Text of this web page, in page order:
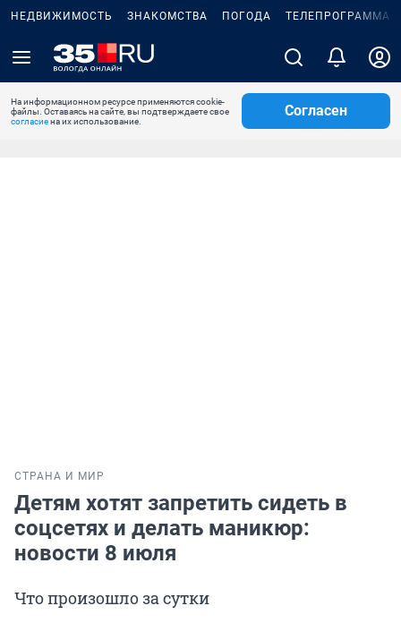
НЕДВИЖИМОСТЬ ЗНАКОМСТВА ПОГОДА ТЕЛЕПРОГРАММА
На информационном ресурсе применяются cookie-
файлы. Оставаясь на сайте, вы подтверждаете свое
согласиена их использование.
Согласен
СТРАНА И МИР
Детям хотят запретить сидеть в
соцсетях и делать маникюр:
новости 8 июля
Что произошло за сутки